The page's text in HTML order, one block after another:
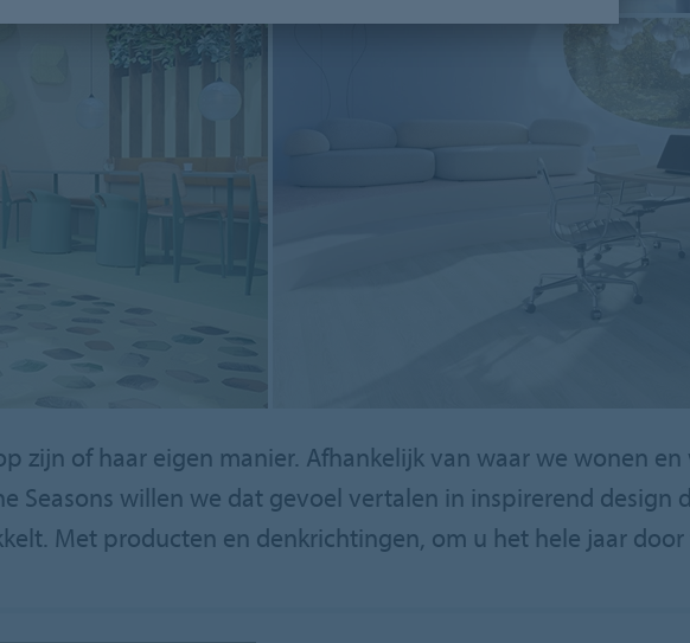
zijn of haar eigen manier. Afhankelijk van waar we wonen
Seasons willen we dat gevoel vertalen in inspirerend design
Met producten en denkrichtingen, om u het hele jaar door